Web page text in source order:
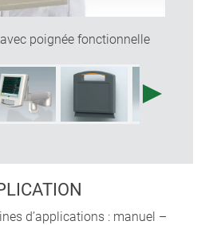
pour 5 piles AA (usinage
pour ranger les
accessoires, etc. (tailles S et
avec poignée fonctionnelle
d’applications : manuel –